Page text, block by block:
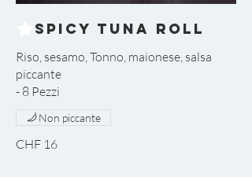
Spicy Tuna Roll
Riso, sesamo, Tonno, maionese, salsa
piccante
CHF 16
Non piccante